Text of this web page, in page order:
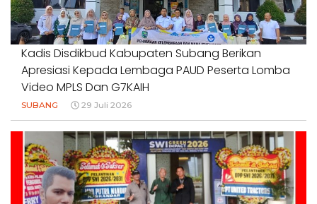
Kadis Disdikbud Kabupaten Subang Berikan
Apresiasi Kepada Lembaga PAUD Peserta Lomba
Video MPLS Dan G7KAIH
SUBANG 29 Juli 2026